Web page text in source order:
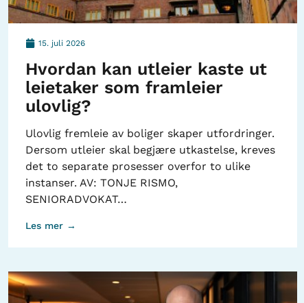
15. juli 2026
Hvordan kan utleier kaste ut
leietaker som framleier
ulovlig?
Ulovlig fremleie av boliger skaper utfordringer.
Dersom utleier skal begjære utkastelse, kreves
det to separate prosesser overfor to ulike
instanser. AV: TONJE RISMO,
SENIORADVOKAT…
Les mer →